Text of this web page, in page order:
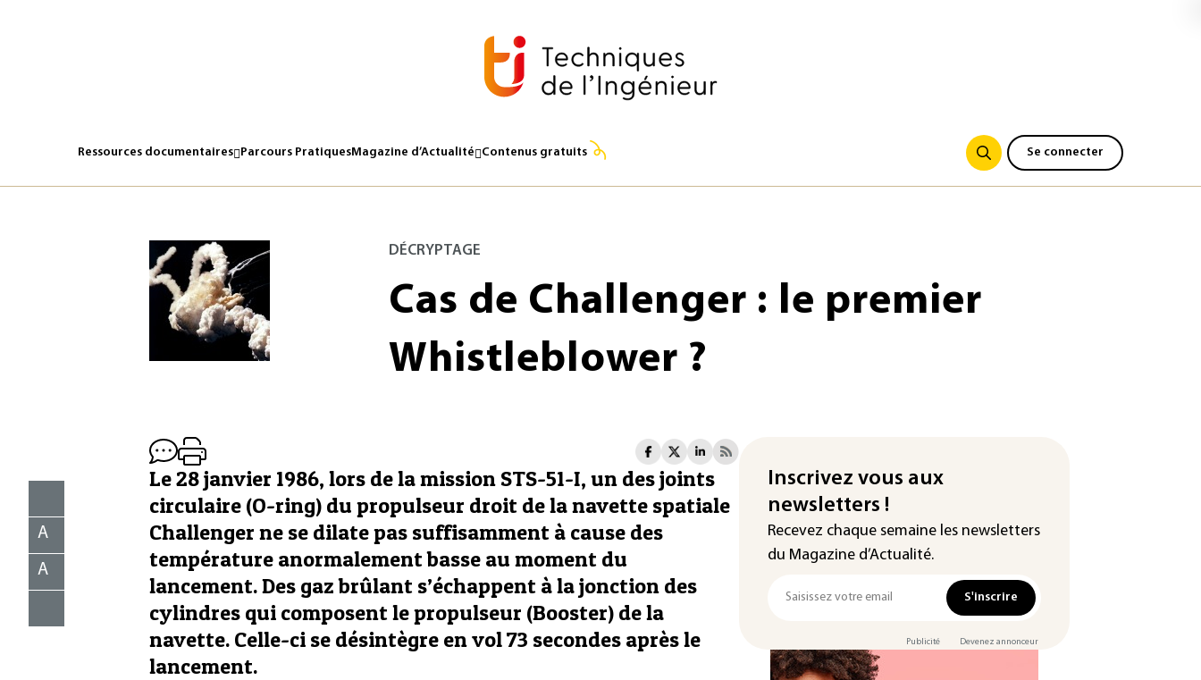
Ressources documentaires Parcours PratiquesMagazine d’Actualité Contenus gratuits Se connecter
DÉCRYPTAGE
Cas de Challenger : le premier
Whistleblower ?
A
A
Le 28 janvier 1986, lors de la mission STS-51-I, un des joints
circulaire (O-ring) du propulseur droit de la navette spatiale
Challenger ne se dilate pas suffisamment à cause des
température anormalement basse au moment du
lancement. Des gaz brûlant s’échappent à la jonction des
cylindres qui composent le propulseur (Booster) de la
navette. Celle-ci se désintègre en vol 73 secondes après le
lancement.
Inscrivez vous aux
newsletters !
Recevez chaque semaine les newsletters
du Magazine d’Actualité.
S'inscrire
Publicité Devenez annonceur